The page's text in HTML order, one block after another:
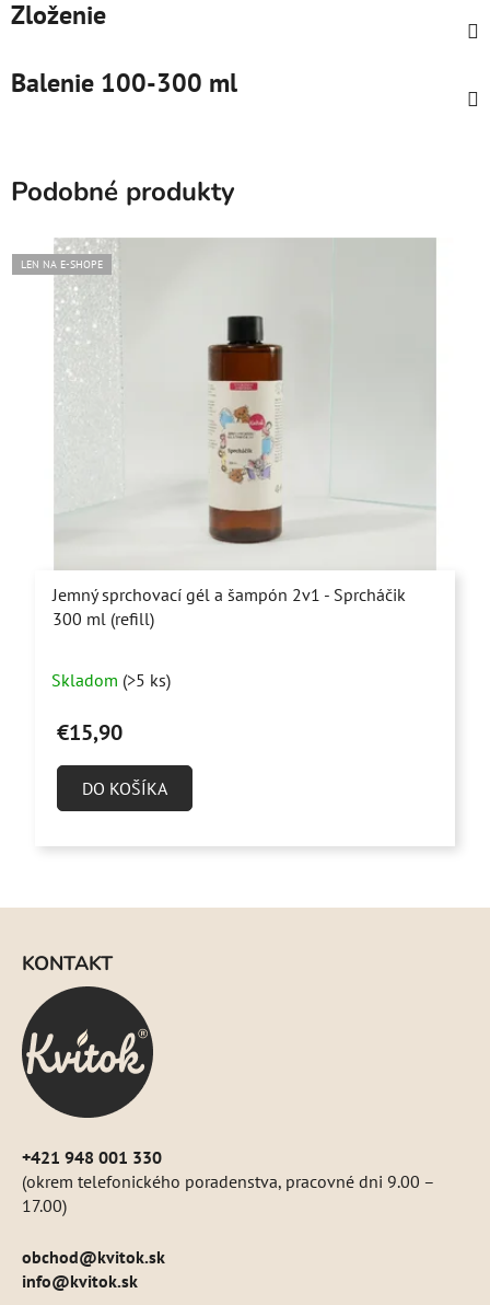
Zloženie
Balenie 100-300 ml
Podobné produkty
LEN NA E-SHOPE
Jemný sprchovací gél a šampón 2v1 - Sprcháčik
300 ml (refill)
hodnotenie
produktu
z
Skladom (>5 ks)
€15,90
DO KOŠÍKA
KONTAKT
+421 948 001 330
(okrem telefonického poradenstva, pracovné dni 9.00 –
17.00)
obchod@kvitok.sk
info@kvitok.sk